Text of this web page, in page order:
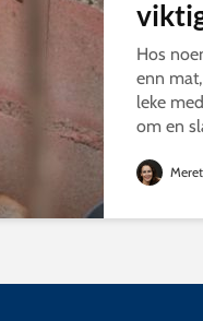
Hos
enn
leke
om en